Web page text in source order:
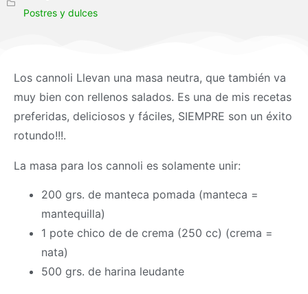
Postres y dulces
Los cannoli Llevan una masa neutra, que también va
muy bien con rellenos salados. Es una de mis recetas
preferidas, deliciosos y fáciles, SIEMPRE son un éxito
rotundo!!!.
La masa para los cannoli es solamente unir:
200 grs. de manteca pomada (manteca =
mantequilla)
1 pote chico de de crema (250 cc) (crema =
nata)
500 grs. de harina leudante